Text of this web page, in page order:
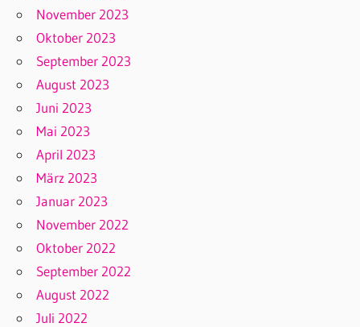
November 2023
Oktober 2023
September 2023
August 2023
Juni 2023
Mai 2023
April 2023
März 2023
Januar 2023
November 2022
Oktober 2022
September 2022
August 2022
Juli 2022